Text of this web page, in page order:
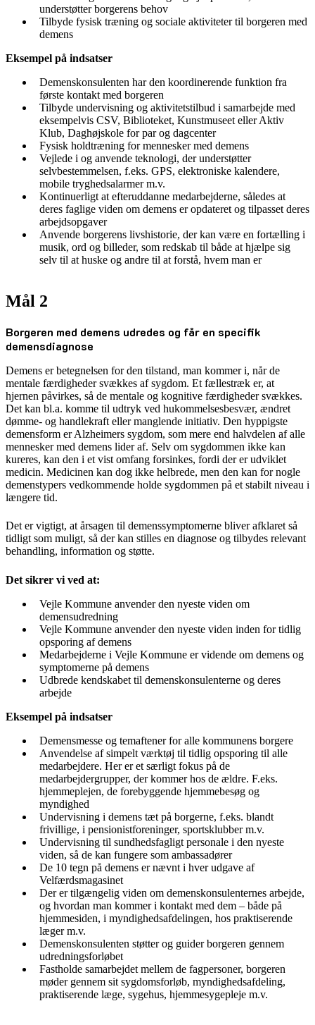
understøtter borgerens behov
Tilbyde fysisk træning og sociale aktiviteter til borgeren med
demens
Eksempel på indsatser
Demenskonsulenten har den koordinerende funktion fra
første kontakt med borgeren
Tilbyde undervisning og aktivitetstilbud i samarbejde med
eksempelvis CSV, Biblioteket, Kunstmuseet eller Aktiv
Klub, Daghøjskole for par og dagcenter
Fysisk holdtræning for mennesker med demens
Vejlede i og anvende teknologi, der understøtter
selvbestemmelsen, f.eks. GPS, elektroniske kalendere,
mobile tryghedsalarmer m.v.
Kontinuerligt at efteruddanne medarbejderne, således at
deres faglige viden om demens er opdateret og tilpasset deres
arbejdsopgaver
Anvende borgerens livshistorie, der kan være en fortælling i
musik, ord og billeder, som redskab til både at hjælpe sig
selv til at huske og andre til at forstå, hvem man er
Mål 2
Borgeren med demens udredes og får en specifik
demensdiagnose
Demens er betegnelsen for den tilstand, man kommer i, når de
mentale færdigheder svækkes af sygdom. Et fællestræk er, at
hjernen påvirkes, så de mentale og kognitive færdigheder svækkes.
Det kan bl.a. komme til udtryk ved hukommelsesbesvær, ændret
dømme- og handlekraft eller manglende initiativ. Den hyppigste
demensform er Alzheimers sygdom, som mere end halvdelen af alle
mennesker med demens lider af. Selv om sygdommen ikke kan
kureres, kan den i et vist omfang forsinkes, fordi der er udviklet
medicin. Medicinen kan dog ikke helbrede, men den kan for nogle
demenstypers vedkommende holde sygdommen på et stabilt niveau i
længere tid.
Det er vigtigt, at årsagen til demenssymptomerne bliver afklaret så
tidligt som muligt, så der kan stilles en diagnose og tilbydes relevant
behandling, information og støtte.
Det sikrer vi ved at:
Vejle Kommune anvender den nyeste viden om
demensudredning
Vejle Kommune anvender den nyeste viden inden for tidlig
opsporing af demens
Medarbejderne i Vejle Kommune er vidende om demens og
symptomerne på demens
Udbrede kendskabet til demenskonsulenterne og deres
arbejde
Eksempel på indsatser
Demensmesse og temaftener for alle kommunens borgere
Anvendelse af simpelt værktøj til tidlig opsporing til alle
medarbejdere. Her er et særligt fokus på de
medarbejdergrupper, der kommer hos de ældre. F.eks.
hjemmeplejen, de forebyggende hjemmebesøg og
myndighed
Undervisning i demens tæt på borgerne, f.eks. blandt
frivillige, i pensionistforeninger, sportsklubber m.v.
Undervisning til sundhedsfagligt personale i den nyeste
viden, så de kan fungere som ambassadører
De 10 tegn på demens er nævnt i hver udgave af
Velfærdsmagasinet
Der er tilgængelig viden om demenskonsulenternes arbejde,
og hvordan man kommer i kontakt med dem – både på
hjemmesiden, i myndighedsafdelingen, hos praktiserende
læger m.v.
Demenskonsulenten støtter og guider borgeren gennem
udredningsforløbet
Fastholde samarbejdet mellem de fagpersoner, borgeren
møder gennem sit sygdomsforløb, myndighedsafdeling,
praktiserende læge, sygehus, hjemmesygepleje m.v.